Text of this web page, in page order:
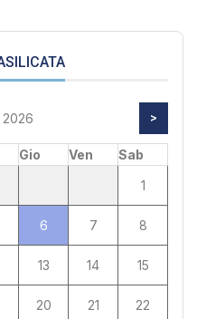
>
Gio Ven
Sab
1
6 7 8
13 14 15
20 21 22